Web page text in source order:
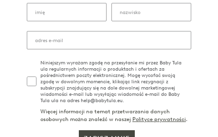
Niniejszym wyrażam zgodę na przesyłanie mi przez Baby Tula
ula regularnych informacji o produktach i ofertach za
pośrednictwem poczty elektronicznej. Mogę wycofać swoją
zgodę w dowolnym momencie, klikając link rezygnacji z
subskrypcji znajdujący się na dole dowolnej marketingowej
wiadomości e-mail lub wysyłając wiadomość e-mail do Baby
Tula ula na adres help@babytula.eu.
Więcej informacji na temat przetwarzania danych
osobowych można znaleźć w naszej Polityce prywatności.